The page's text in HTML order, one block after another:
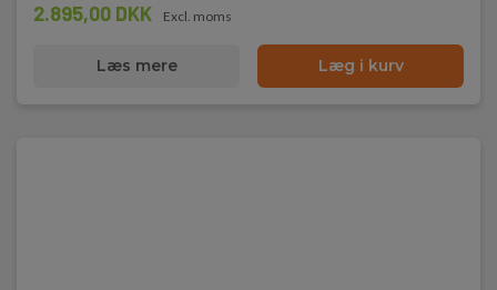
2.895,00 DKK Excl. moms
Læs mere Læg i kurv